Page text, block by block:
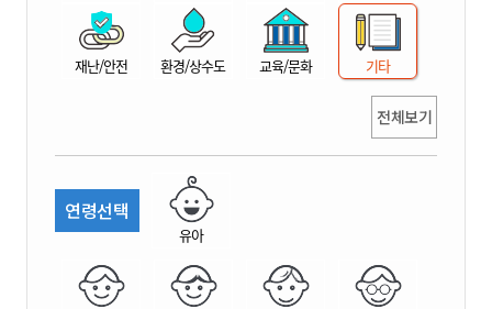
재난/안전 환경/상수도 교육/문화 기타
전체보기
연령선택
유아